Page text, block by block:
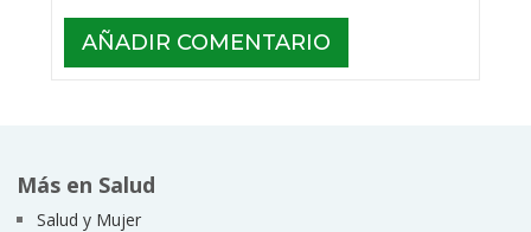
Más en Salud
Salud y Mujer